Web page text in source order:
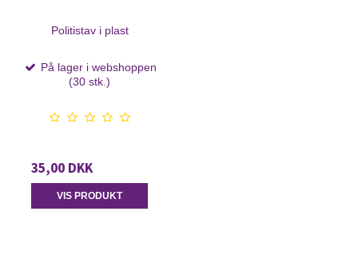
Politistav i plast
På lager i webshoppen
(30 stk.)
35,00 DKK
VIS PRODUKT